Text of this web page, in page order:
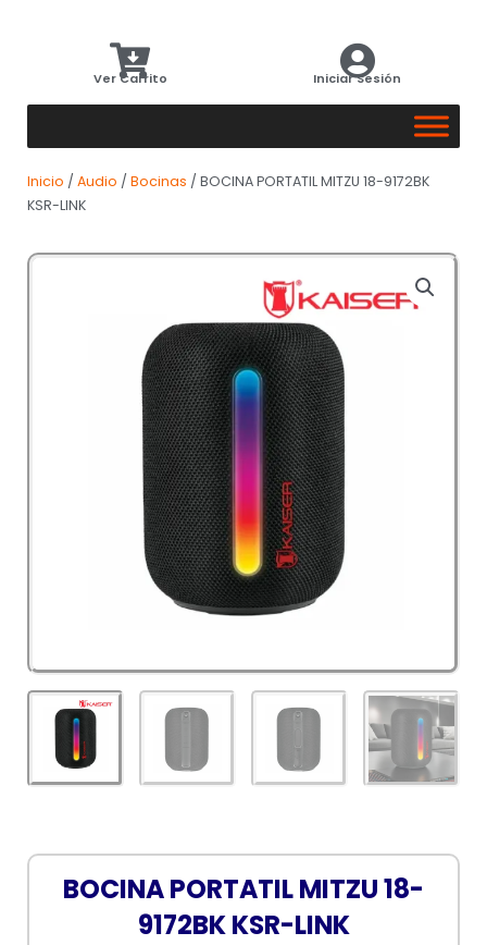
Ver Carrito Iniciar Sesión
Inicio / Audio / Bocinas / BOCINA PORTATIL MITZU 18-9172BK
KSR-LINK
BOCINA PORTATIL MITZU 18-
9172BK KSR-LINK